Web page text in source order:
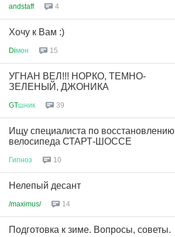
andstaff 4
Хочу к Вам :)
Diмон 15
УГНАН ВЕЛ!!! НОРКО, ТЕМНО-
ЗЕЛЕНЫЙ, ДЖОНИКА
GTшник 39
Ищу специалиста по восстановлению
велосипеда СТАРТ-ШОССЕ
Гипноз 10
Нелепый десант
/maximus/ 14
Подготовка к зиме. Вопросы, советы.